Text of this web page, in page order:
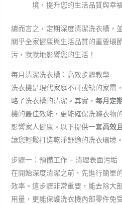
境，提升您的生活品質與幸
總而言之，定期深度清潔洗衣槽，
關乎全家健康與生活品質的重要環
污，默默地影響您的生活！
每月清潔洗衣槽：高效步驟教學
洗衣機是現代家庭不可或缺的家電
略了洗衣槽的清潔。其實， 每月定
機的最佳效能，更能確保洗滌衣物
影響家人健康。以下提供一套高效
讓您輕鬆打造乾淨舒適的洗衣環境。
步驟一：預備工作 – 清理表面污垢
在開始深度清潔之前，先進行簡單
效率。這步驟非常重要，能去除大
用量，更能保護洗衣機內部零件免